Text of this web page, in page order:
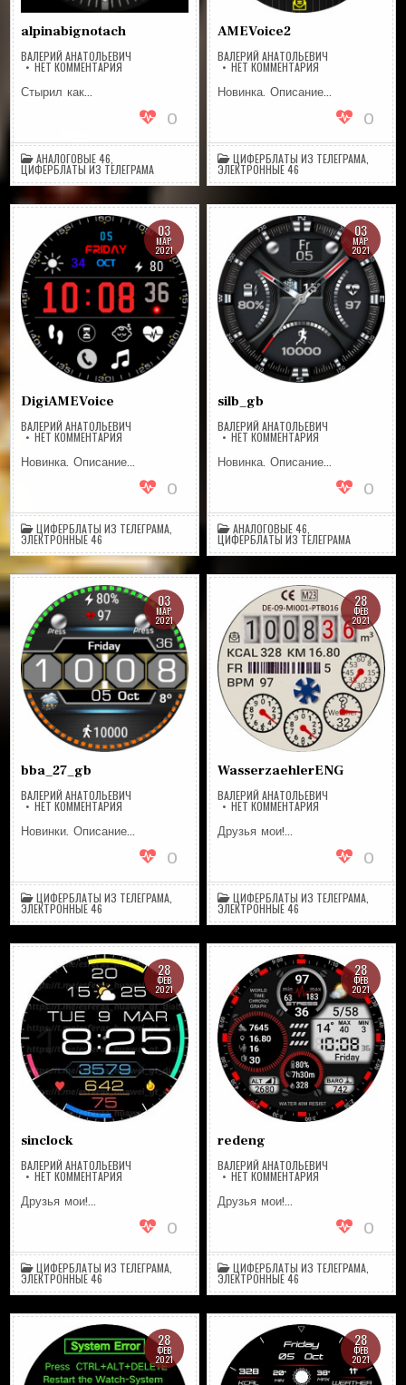
alpinabignotach
ВАЛЕРИЙ АНАТОЛЬЕВИЧ
НЕТ КОММЕНТАРИЯНА
ALPINABIGNOTACH
Стырил как…
0
АНАЛОГОВЫЕ 46
ЦИФЕРБЛАТЫ ИЗ ТЕЛЕГРАМА
AMEVoice2
ВАЛЕРИЙ АНАТОЛЬЕВИЧ
НЕТ КОММЕНТАРИЯНА
Новинка. Описание…
0
ЦИФЕРБЛАТЫ ИЗ ТЕЛЕГРАМА
ЭЛЕКТРОННЫЕ 46
03
МАР
2021
DigiAMEVoice
ВАЛЕРИЙ АНАТОЛЬЕВИЧ
НЕТ КОММЕНТАРИЯНА
Новинка. Описание…
0
ЦИФЕРБЛАТЫ ИЗ ТЕЛЕГРАМА
ЭЛЕКТРОННЫЕ 46
03
МАР
2021
silb_gb
ВАЛЕРИЙ АНАТОЛЬЕВИЧ
НЕТ КОММЕНТАРИЯНА
Новинка. Описание…
0
АНАЛОГОВЫЕ 46
ЦИФЕРБЛАТЫ ИЗ ТЕЛЕГРАМА
03
МАР
2021
bba_27_gb
ВАЛЕРИЙ АНАТОЛЬЕВИЧ
НЕТ КОММЕНТАРИЯНА
Новинки. Описание…
0
ЦИФЕРБЛАТЫ ИЗ ТЕЛЕГРАМА
ЭЛЕКТРОННЫЕ 46
28
ФЕВ
2021
WasserzaehlerENG
ВАЛЕРИЙ АНАТОЛЬЕВИЧ
НЕТ КОММЕНТАРИЯНА
Друзья мои!…
0
ЦИФЕРБЛАТЫ ИЗ ТЕЛЕГРАМА
ЭЛЕКТРОННЫЕ 46
28
ФЕВ
2021
sinclock
ВАЛЕРИЙ АНАТОЛЬЕВИЧ
НЕТ КОММЕНТАРИЯНА
Друзья мои!…
0
ЦИФЕРБЛАТЫ ИЗ ТЕЛЕГРАМА
ЭЛЕКТРОННЫЕ 46
28
ФЕВ
2021
redeng
ВАЛЕРИЙ АНАТОЛЬЕВИЧ
НЕТ КОММЕНТАРИЯНА
Друзья мои!…
0
ЦИФЕРБЛАТЫ ИЗ ТЕЛЕГРАМА
ЭЛЕКТРОННЫЕ 46
28
ФЕВ
2021
28
ФЕВ
2021